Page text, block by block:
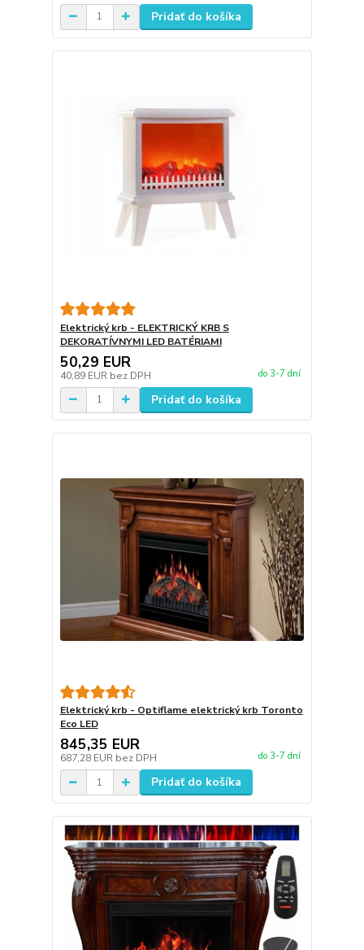
Pridať do košíka
Elektrický krb - ELEKTRICKÝ KRB S
DEKORATÍVNYMI LED BATÉRIAMI
50,29 EUR
40,89 EUR bez DPH do 3-7 dní
Pridať do košíka
Elektrický krb - Optiflame elektrický krb Toronto
Eco LED
845,35 EUR
687,28 EUR bez DPH do 3-7 dní
Pridať do košíka